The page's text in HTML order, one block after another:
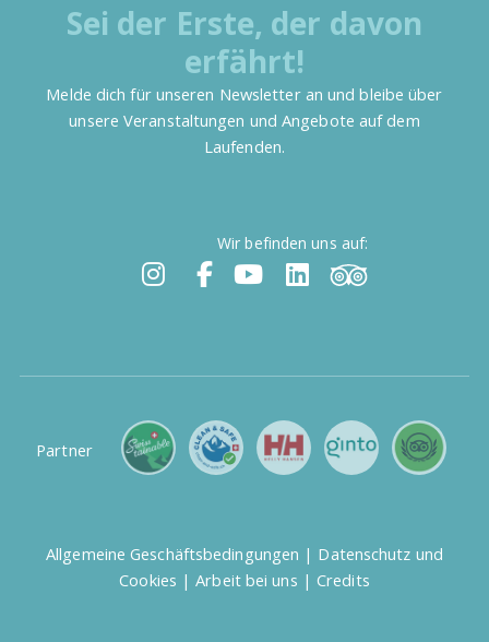
Sei der Erste, der davon
erfährt!
Melde dich für unseren Newsletter an und bleibe über
unsere Veranstaltungen und Angebote auf dem
Laufenden.
Wir befinden uns auf:
Partner
Allgemeine Geschäftsbedingungen | Datenschutz und
Cookies |Arbeit bei uns |Credits